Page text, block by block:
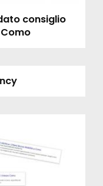
consiglio